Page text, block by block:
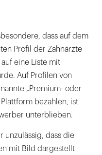
dass auf dem
Profil der Zahnärzte
auf eine Liste mit
Auf Profilen von
„Premium- oder
bezahlen, ist
unterblieben.
unzulässig, dass die
mit Bild dargestellt